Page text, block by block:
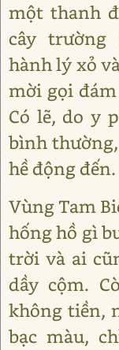
một thanh
cây trường
hành lý xỏ
mời gọi
Có lẽ, do y
bình
hề động đến.
Vùng Tam
hống hồ gì
trời và ai
dầy cộm.
không tiền,
bạc màu,